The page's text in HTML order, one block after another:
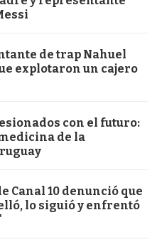
de trap Nahuel
explotaron un cajero
con el futuro:
de la
Canal 10 denunció que
lo siguió y enfrentó